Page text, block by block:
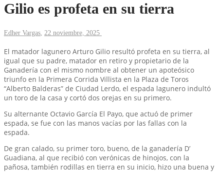
Gilio es profeta en su tierra
Edher Vargas, 22 noviembre, 2025
El matador lagunero Arturo Gilio resultó profeta en su tierra, al
igual que su padre, matador en retiro y propietario de la
Ganadería con el mismo nombre al obtener un apoteósico
triunfo en la Primera Corrida Villista en la Plaza de Toros
“Alberto Balderas” de Ciudad Lerdo, el espada lagunero indultó
un toro de la casa y cortó dos orejas en su primero.
Su alternante Octavio García El Payo, que actuó de primer
espada, se fue con las manos vacías por las fallas con la
espada.
De gran calado, su primer toro, bueno, de la ganadería D’
Guadiana, al que recibió con verónicas de hinojos, con la
pañosa, también rodillas en tierra en su inicio, hizo una buena y